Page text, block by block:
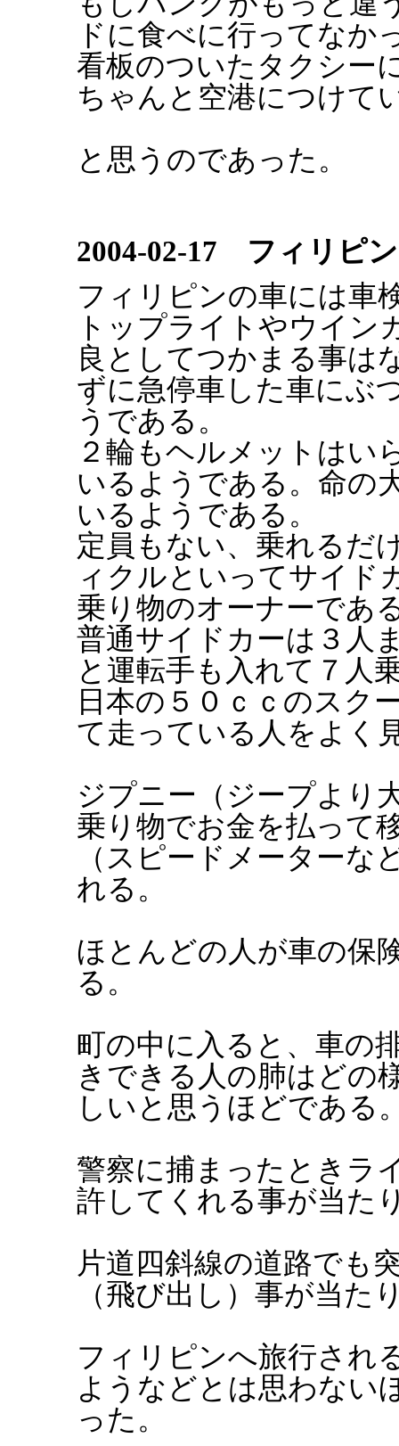
ドに食べに行ってなか
看板のついたタクシー
ちゃんと空港につけて
と思うのであった。
2004-02-17 フィリピ
フィリピンの車には車
トップライトやウイン
良としてつかまる事は
ずに急停車した車にぶ
うである。
２輪もヘルメットはい
いるようである。命の
いるようである。
定員もない、乗れるだ
ィクルといってサイド
乗り物のオーナーであ
普通サイドカーは３人
と運転手も入れて７人
日本の５０ｃｃのスク
て走っている人をよく
ジプニー（ジープより
乗り物でお金を払って
（スピードメーターな
れる。
ほとんどの人が車の保
る。
町の中に入ると、車の
きできる人の肺はどの
しいと思うほどである
警察に捕まったときラ
許してくれる事が当た
片道四斜線の道路でも
（飛び出し）事が当た
フィリピンへ旅行され
ようなどとは思わない
った。